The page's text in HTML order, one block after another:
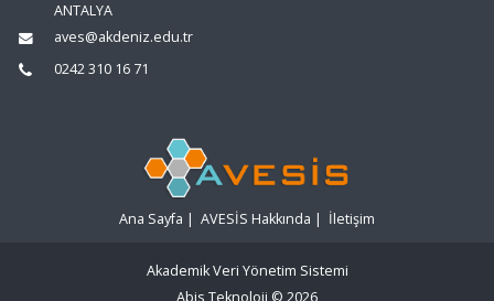
ANTALYA
aves@akdeniz.edu.tr
0242 310 16 71
Ana Sayfa | AVESİS Hakkında | İletişim
Akademik Veri Yönetim Sistemi
Abis Teknoloji © 2026